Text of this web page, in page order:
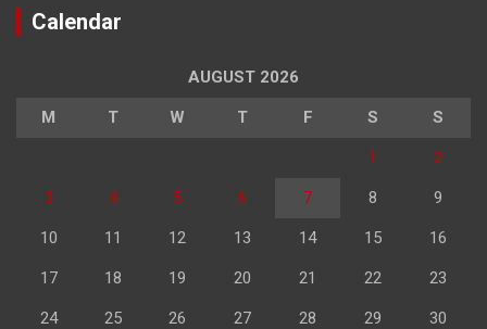
Calendar
AUGUST 2026
M T W T F S S
1 2
3 4 5 6 7 8 9
10 11 12 13 14 15 16
17 18 19 20 21 22 23
24 25 26 27 28 29 30